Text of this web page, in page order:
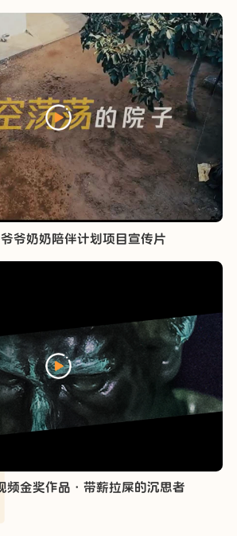
爷奶奶陪伴计划项目宣传片
频金奖作品·带薪拉屎的沉思者